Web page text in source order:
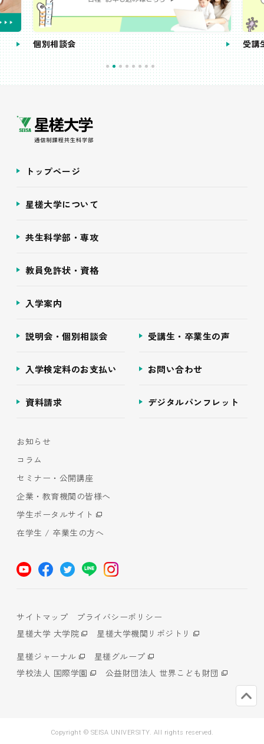
個別相談会 受講
トップページ
星槎大学について
共生科学部・専攻
教員免許状・資格
入学案内
説明会・個別相談会 受講生・卒業生の声
入学検定料のお支払い お問い合わせ
資料請求 デジタルパンフレット
お知らせ
コラム
セミナー・公開講座
企業・教育機関の皆様へ
学生ポータルサイト
在学生 / 卒業生の方へ
サイトマップ
プライバシーポリシー
星槎大学 大学院
星槎大学機関リポジトリ
星槎ジャーナル
星槎グループ
学校法人 国際学園
公益財団法人 世界こども財団
Copyright © SEISA UNIVERSITY. All rights reserved.